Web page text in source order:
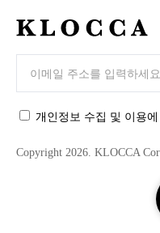
K
C
C
개인정보 수집 및 이용에
Copyright 2026. KLOCCA